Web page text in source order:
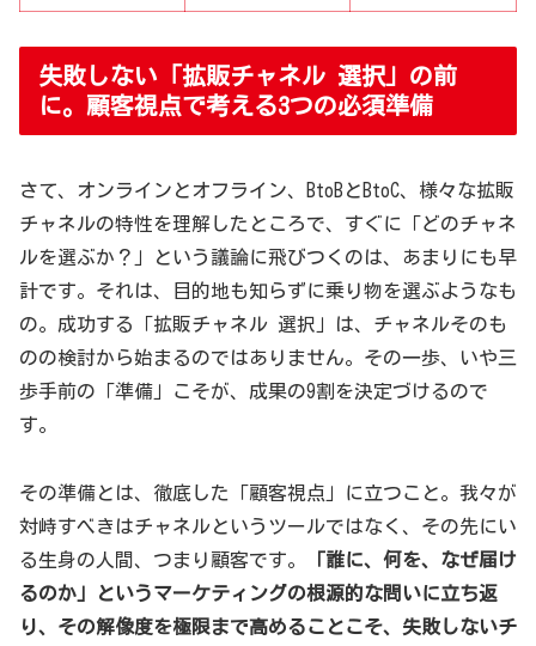
失敗しない「拡販チャネル 選択」の前
に。顧客視点で考える3つの必須準備
さて、オンラインとオフライン、BtoBとBtoC、様々な拡販
チャネルの特性を理解したところで、すぐに「どのチャネ
ルを選ぶか？」という議論に飛びつくのは、あまりにも早
計です。それは、目的地も知らずに乗り物を選ぶようなも
の。成功する「拡販チャネル 選択」は、チャネルそのも
のの検討から始まるのではありません。その一歩、いや三
歩手前の「準備」こそが、成果の9割を決定づけるので
す。
その準備とは、徹底した「顧客視点」に立つこと。我々が
対峙すべきはチャネルというツールではなく、その先にい
る生身の人間、つまり顧客です。
「誰に、何を、なぜ届け
るのか」というマーケティングの根源的な問いに立ち返
り、その解像度を極限まで高めることこそ、失敗しないチ